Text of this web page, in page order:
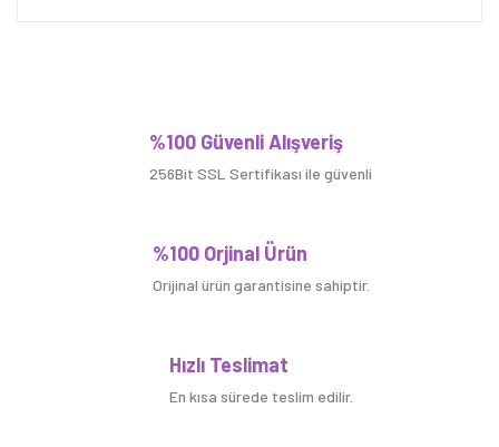
Yorum Yaz
%100 Güvenli Alışveriş
256Bit SSL Sertifikası ile güvenli
%100 Orjinal Ürün
Orijinal ürün garantisine sahiptir.
Hızlı Teslimat
En kısa sürede teslim edilir.